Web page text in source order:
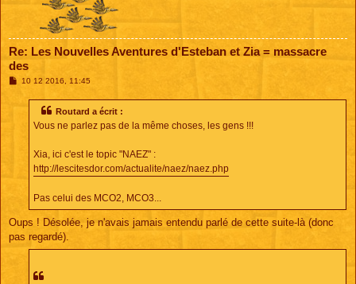
Re: Les Nouvelles Aventures d'Esteban et Zia = massacre
des
M10 12 2016, 11:45
Routard a écrit :
Vous ne parlez pas de la même choses, les gens !!!
Xia, ici c'est le topic "NAEZ" :
http://lescitesdor.com/actualite/naez/naez.php
Pas celui des MCO2, MCO3...
Oups ! Désolée, je n'avais jamais entendu parlé de cette suite-là (donc
pas regardé).